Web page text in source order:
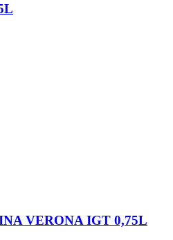
VERONA IGT 0,75L